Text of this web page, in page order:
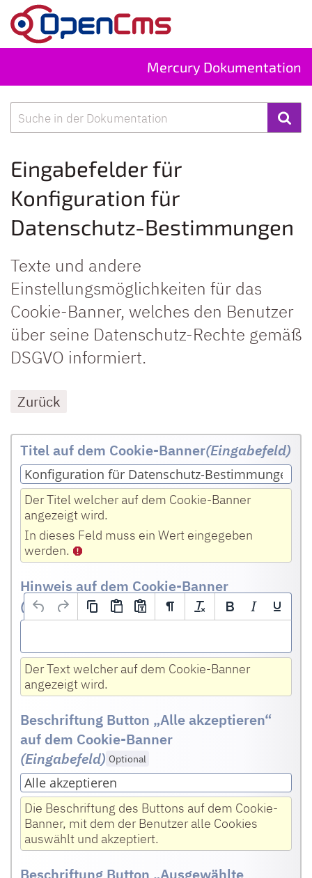
Zum Inhalt springen
Mercury Dokumentation
Eingabefelder für
Konfiguration für
Datenschutz-Bestimmungen
Texte und andere
Einstellungsmöglichkeiten für das
Cookie-Banner, welches den Benutzer
über seine Datenschutz-Rechte gemäß
DSGVO informiert.
Zurück
Titel auf dem Cookie-Banner(Eingabefeld)
Der Titel welcher auf dem Cookie-Banner
angezeigt wird.
In dieses Feld muss ein Wert eingegeben
werden.
Hinweis auf dem Cookie-Banner
(HTML Editor)
Der Text welcher auf dem Cookie-Banner
angezeigt wird.
Beschriftung Button „Alle akzeptieren“
auf dem Cookie-Banner
(Eingabefeld) Optional
Die Beschriftung des Buttons auf dem Cookie-
Banner, mit dem der Benutzer alle Cookies
auswählt und akzeptiert.
Beschriftung Button „Ausgewählte
Suche